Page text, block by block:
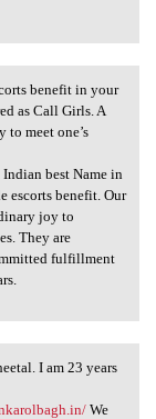
benefit in your
as Call Girls. A
to meet one’s
best Name in
escorts benefit. Our
joy to
They are
fulfillment
I am 23 years
We